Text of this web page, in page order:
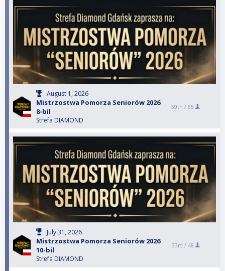
August 1, 2026
Mistrzostwa Pomorza Seniorów 2026
8-bil
Strefa DIAMOND
59th / 65
July 31, 2026
Mistrzostwa Pomorza Seniorów 2026
10-bil
Strefa DIAMOND
33rd / 48